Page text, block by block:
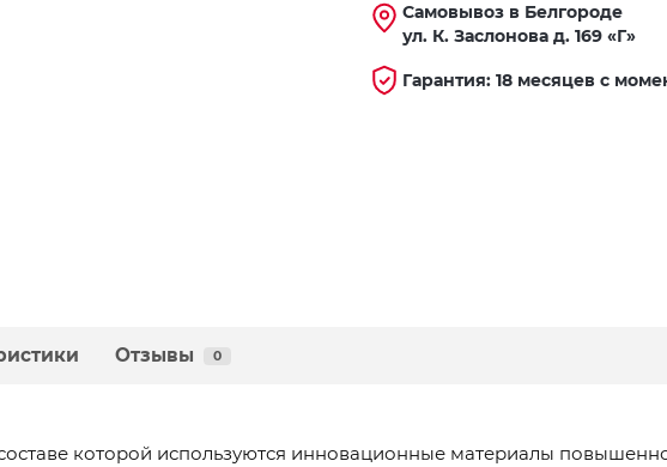
Самовывоз в Белгороде
ул. К. Заслонова д. 169 «Г»
Гарантия: 18 месяцев с
Отзывы 0
которой используются инновационные материалы